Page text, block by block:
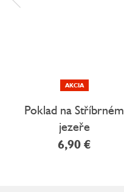
AKCIA
Poklad na Stříbrném
jezeře
6,90 €